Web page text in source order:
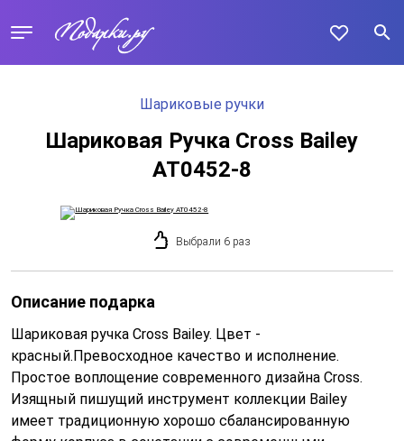
Шариковые ручки
Шариковая Ручка Cross Bailey
AT0452-8
Выбрали 6 раз
Описание подарка
Шариковая ручка Cross Bailey. Цвет -
красный.Превосходное качество и исполнение.
Простое воплощение современного дизайна Cross.
Изящный пишущий инструмент коллекции Bailey
имеет традиционную хорошо сбалансированную